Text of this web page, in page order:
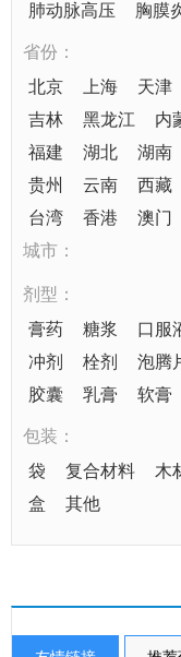
肺动脉高压
胸膜
省份：
北京
上海 天津
吉林
黑龙江 内
福建
湖北 湖南
贵州
云南 西藏
台湾
香港
澳门
城市：
剂型：
膏药
糖浆 口服
冲剂
栓剂 泡腾
胶囊
乳膏 软膏
包装：
袋
复合材料 木
盒
其他